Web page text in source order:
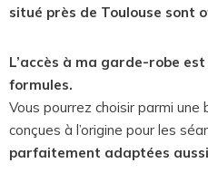
situé près de Toulouse sont
L’accès à ma garde-robe
formules.
Vous pourrez choisir parmi
conçues à l’origine pour les
parfaitement adaptées